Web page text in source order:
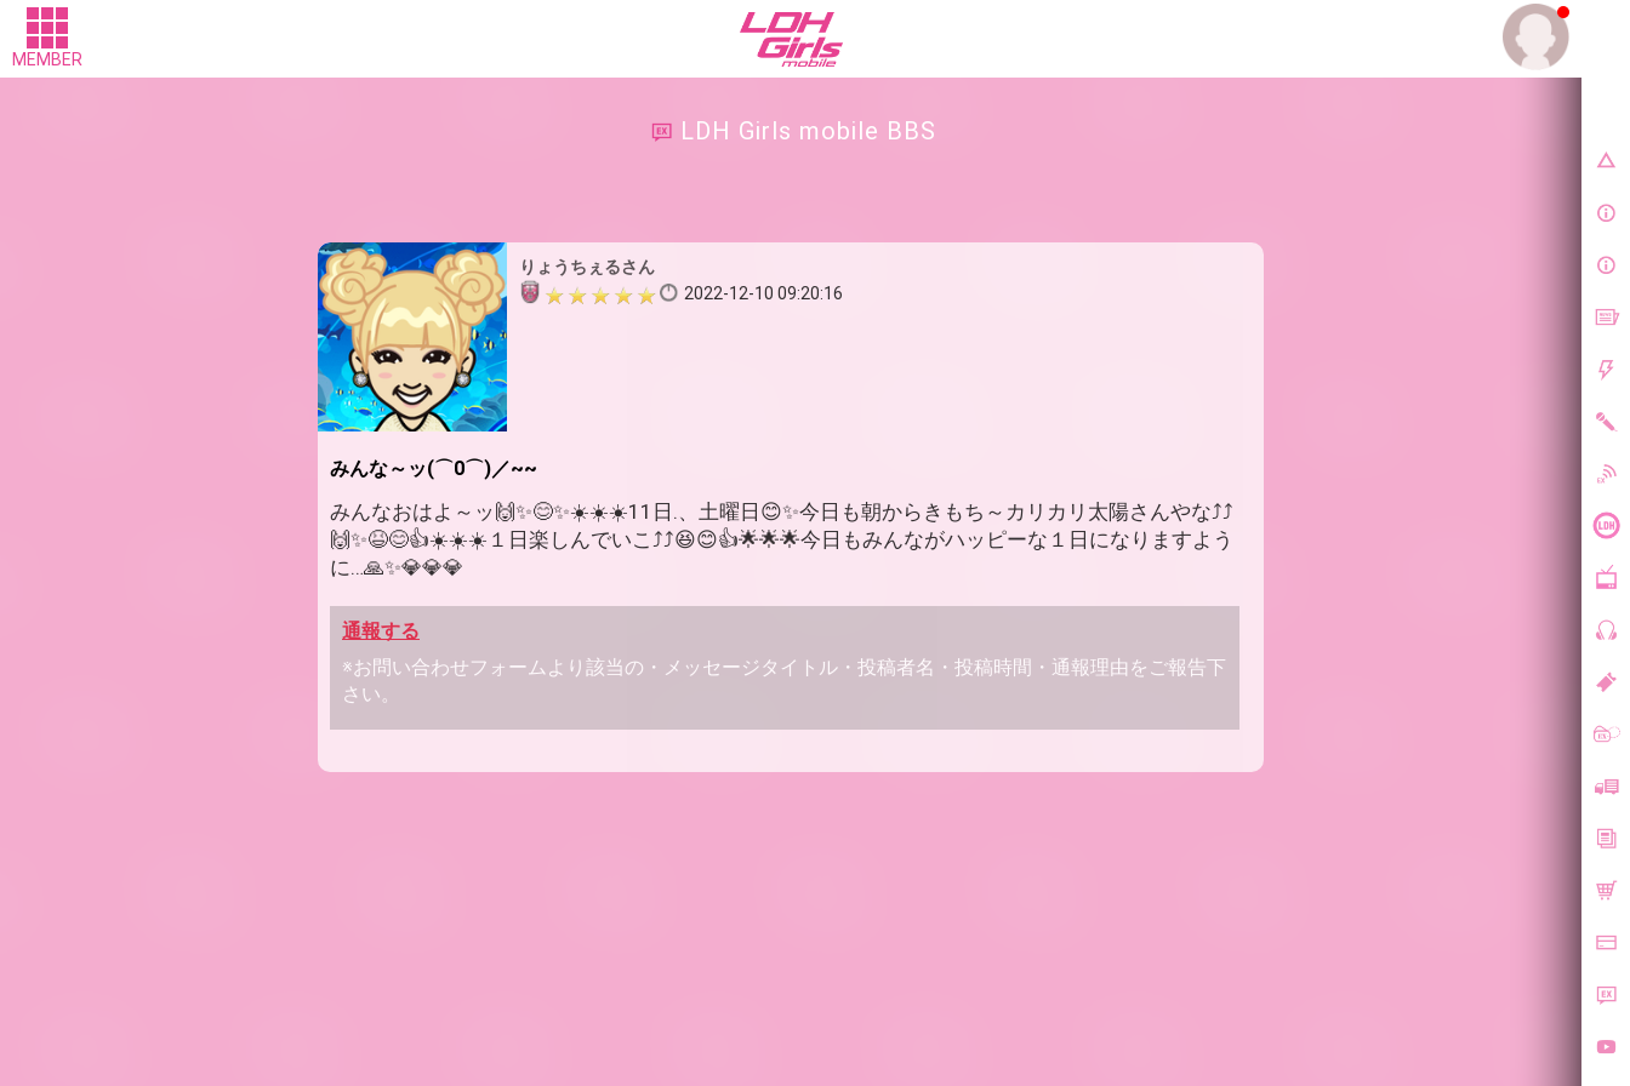
MEMBER
LDH Girls mobile BBS
りょうちぇるさん
2022-12-10 09:20:16
みんな～ッ(⌒0⌒)／~~
みんなおはよ～ッ🙌✨😊✨☀️☀️☀️11日.、土曜日😊✨今日も朝からきもち～カリカリ太陽さんやな⤴️⤴️
🙌✨😆😊👍☀️☀️☀️１日楽しんでいこ⤴️⤴️😆😊👍🌟🌟🌟今日もみんながハッピーな１日になりますよう
に…🙏✨💎💎💎
通報する
※お問い合わせフォームより該当の・メッセージタイトル・投稿者名・投稿時間・通報理由をご報告下
さい。